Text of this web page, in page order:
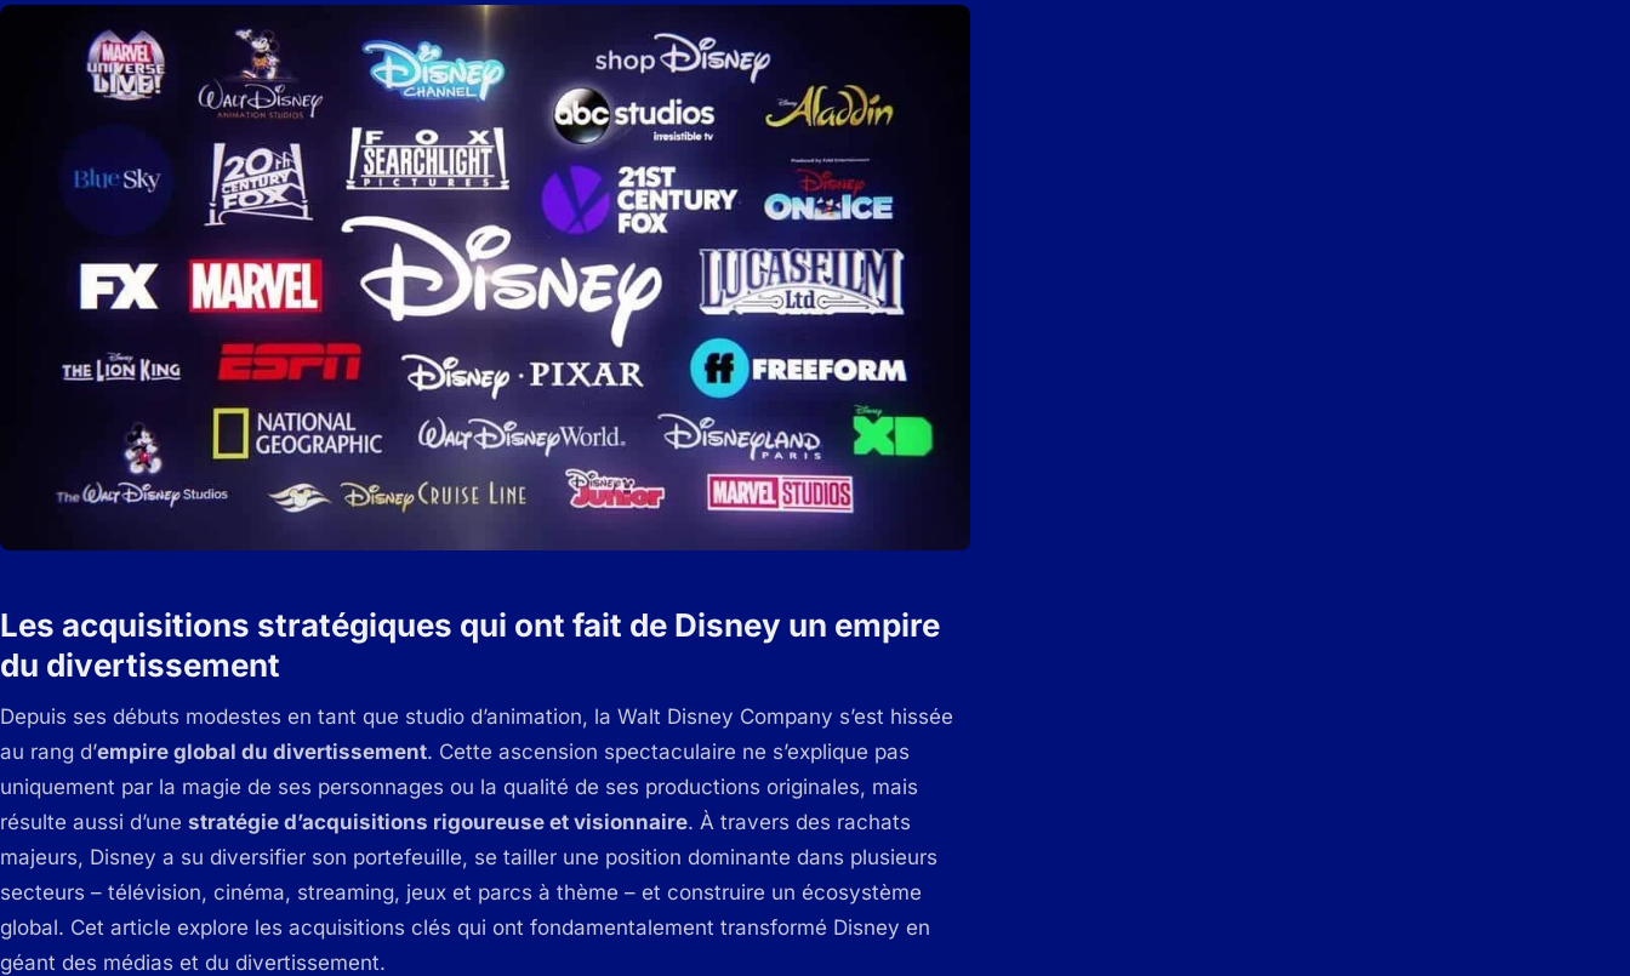
Les acquisitions stratégiques qui ont fait de Disney un empire
du divertissement
Depuis ses débuts modestes en tant que studio d’animation, la Walt Disney Company s’est hissée
au rang d’empire global du divertissement. Cette ascension spectaculaire ne s’explique pas
uniquement par la magie de ses personnages ou la qualité de ses productions originales, mais
résulte aussi d’une stratégie d’acquisitions rigoureuse et visionnaire. À travers des rachats
majeurs, Disney a su diversifier son portefeuille, se tailler une position dominante dans plusieurs
secteurs – télévision, cinéma, streaming, jeux et parcs à thème – et construire un écosystème
global. Cet article explore les acquisitions clés qui ont fondamentalement transformé Disney en
géant des médias et du divertissement.